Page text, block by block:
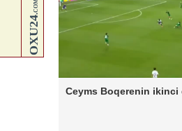
Ceyms Boqerenin ikinci